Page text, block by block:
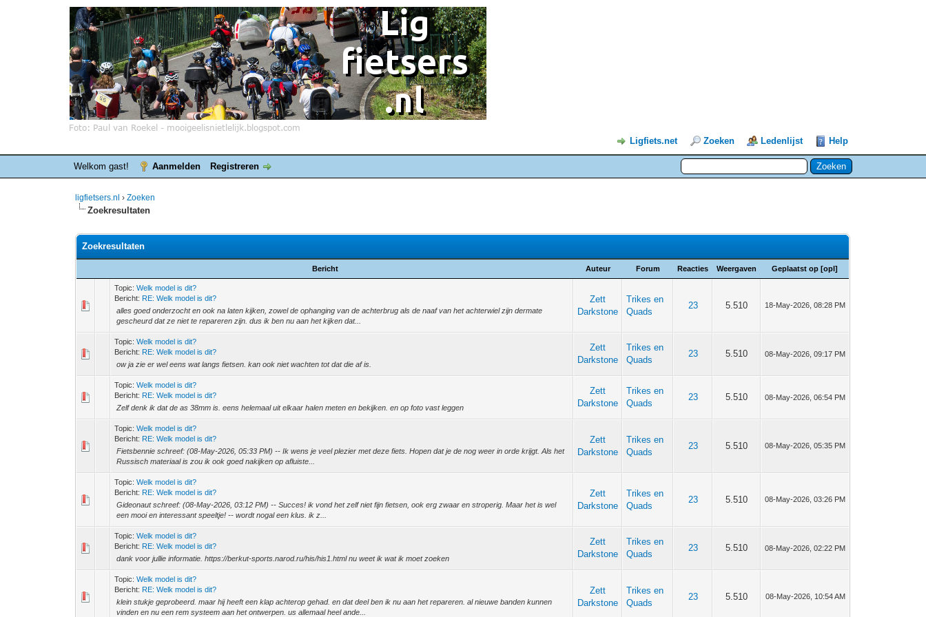
Ligfiets.net Zoeken Ledenlijst Help
Welkom gast! Aanmelden Registreren
ligfietsers.nl ›Zoeken
Zoekresultaten
Zoekresultaten
Bericht Auteur Forum Reacties Weergaven Geplaatst op [opl]
Topic:Welk model is dit?
Bericht: RE: Welk model is dit?
alles goed onderzocht en ook na laten kijken, zowel de ophanging van de achterbrug als de naaf van het achterwiel zijn dermate
gescheurd dat ze niet te repareren zijn. dus ik ben nu aan het kijken dat...
Zett
Darkstone
Trikes en
Quads
23 5.510 18-May-2026, 08:28 PM
Topic:Welk model is dit?
Bericht: RE: Welk model is dit?
ow ja zie er wel eens wat langs fietsen. kan ook niet wachten tot dat die af is.
Zett
Darkstone
Trikes en
Quads
23 5.510 08-May-2026, 09:17 PM
Topic:Welk model is dit?
Bericht: RE: Welk model is dit?
Zelf denk ik dat de as 38mm is. eens helemaal uit elkaar halen meten en bekijken. en op foto vast leggen
Zett
Darkstone
Trikes en
Quads
23 5.510 08-May-2026, 06:54 PM
Topic:Welk model is dit?
Bericht: RE: Welk model is dit?
Fietsbennie schreef: (08-May-2026, 05:33 PM) -- Ik wens je veel plezier met deze fiets. Hopen dat je de nog weer in orde krijgt. Als het
Russisch materiaal is zou ik ook goed nakijken op afluiste...
Zett
Darkstone
Trikes en
Quads
23 5.510 08-May-2026, 05:35 PM
Topic:Welk model is dit?
Bericht: RE: Welk model is dit?
Gideonaut schreef: (08-May-2026, 03:12 PM) -- Succes! ik vond het zelf niet fijn fietsen, ook erg zwaar en stroperig. Maar het is wel
een mooi en interessant speeltje! -- wordt nogal een klus. ik z...
Zett
Darkstone
Trikes en
Quads
23 5.510 08-May-2026, 03:26 PM
Topic:Welk model is dit?
Bericht: RE: Welk model is dit?
dank voor jullie informatie. https://berkut-sports.narod.ru/his/his1.html nu weet ik wat ik moet zoeken
Zett
Darkstone
Trikes en
Quads
23 5.510 08-May-2026, 02:22 PM
Topic:Welk model is dit?
Bericht: RE: Welk model is dit?
klein stukje geprobeerd. maar hij heeft een klap achterop gehad. en dat deel ben ik nu aan het repareren. al nieuwe banden kunnen
vinden en nu een rem systeem aan het ontwerpen. us allemaal heel ande...
Zett
Darkstone
Trikes en
Quads
23 5.510 08-May-2026, 10:54 AM